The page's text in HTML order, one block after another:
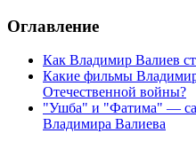
Оглавление
Как Владимир Валиев
Какие фильмы
Отечественной войны?
"Ушба" и "Фатима" —
Владимира Валиева